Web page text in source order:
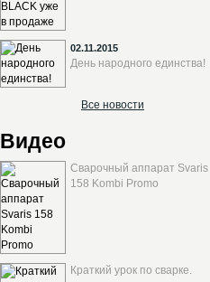
02.11.2015
День народного единства!
Все новости
Видео
Сварочный аппарат Svaris
158 Kombi Promo
Краткий урок по сварке.